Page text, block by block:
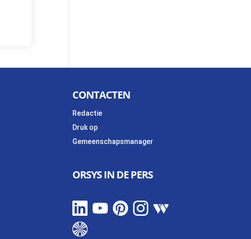
CONTACTEN
Redactie
Druk op
Gemeenschapsmanager
ORSYS IN DE PERS